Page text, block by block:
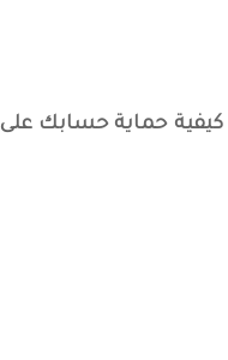
حماية حسابك على